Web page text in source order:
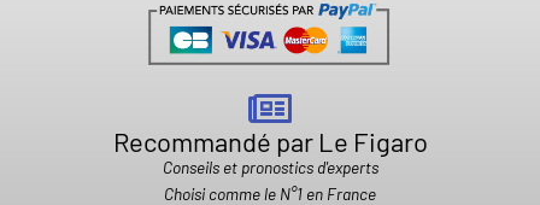
Recommandé par Le Figaro
Conseils et pronostics d'experts
Choisi comme le N°1 en France